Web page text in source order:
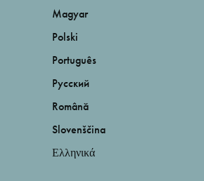
Magyar
Polski
Português
Русский
Română
Slovenščina
Ελληνικά